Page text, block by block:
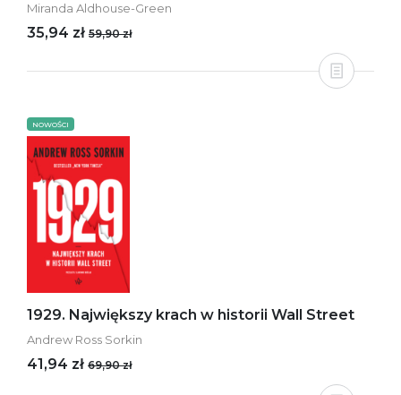
Miranda Aldhouse-Green
35,94 zł 59,90 zł
NOWOŚCI
1929. Największy krach w historii Wall Street
Andrew Ross Sorkin
41,94 zł 69,90 zł